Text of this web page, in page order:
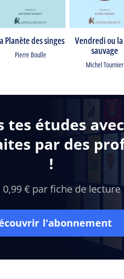
Planète des singes
Pierre Boulle
Vendredi ou
sauvage
Michel Tournier
tes études
par des
!
0,99 € par fiche de lecture
l'abonnement